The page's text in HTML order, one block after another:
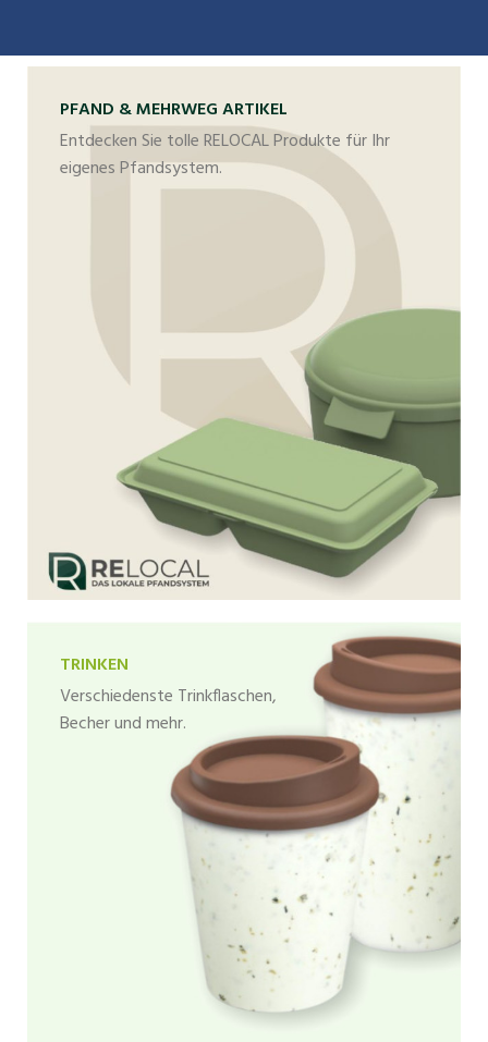
PFAND & MEHRWEG ARTIKEL
Entdecken Sie tolle RELOCAL Produkte für Ihr
eigenes Pfandsystem.
TRINKEN
Verschiedenste Trinkflaschen,
Becher und mehr.